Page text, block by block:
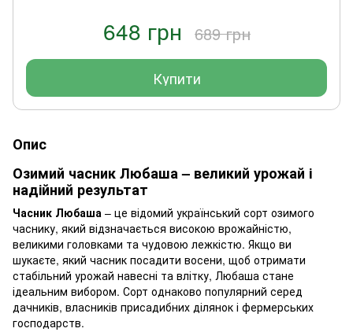
648 грн 689 грн
Купити
Опис
Озимий часник Любаша – великий урожай і
надійний результат
Часник Любаша – це відомий український сорт озимого
часнику, який відзначається високою врожайністю,
великими головками та чудовою лежкістю. Якщо ви
шукаєте, який часник посадити восени, щоб отримати
стабільний урожай навесні та влітку, Любаша стане
ідеальним вибором. Сорт однаково популярний серед
дачників, власників присадибних ділянок і фермерських
господарств.